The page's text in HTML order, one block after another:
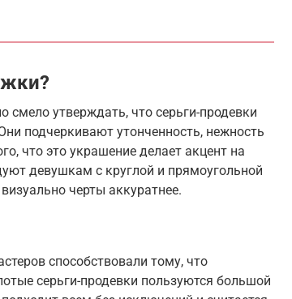
утверждать, что серьги-продевки
подчеркивают утонченность, нежность
что это украшение делает акцент на
девушкам с круглой и прямоугольной
черты аккуратнее.
способствовали тому, что
серьги-продевки пользуются большой